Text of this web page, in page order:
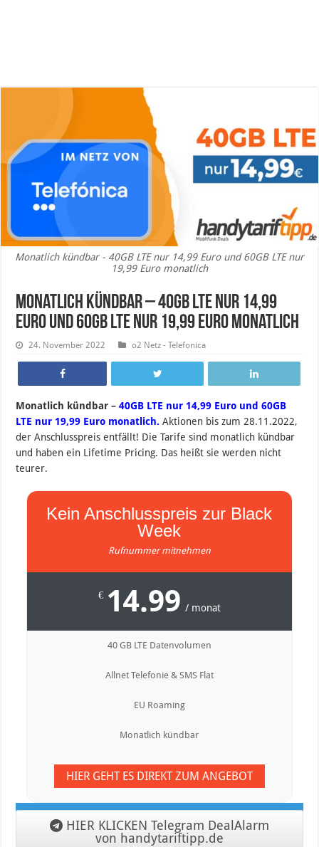
Monatlich kündbar - 40GB LTE nur 14,99 Euro und 60GB LTE nur
19,99 Euro monatlich
Monatlich kündbar – 40GB LTE nur 14,99
Euro und 60GB LTE nur 19,99 Euro monatlich
24. November 2022 o2 Netz - Telefonica
Monatlich kündbar –40GB LTE nur 14,99 Euro und 60GB
LTE nur 19,99 Euro monatlich. Aktionen bis zum 28.11.2022,
der Anschlusspreis entfällt! Die Tarife sind monatlich kündbar
und haben ein Lifetime Pricing. Das heißt sie werden nicht
teurer.
Kein Anschlusspreis zur Black
Week
Rufnummer mitnehmen
€ 14.99 / monat
40 GB LTE Datenvolumen
Allnet Telefonie & SMS Flat
EU Roaming
Monatlich kündbar
HIER GEHT ES DIREKT ZUM ANGEBOT
HIER KLICKEN Telegram DealAlarm
von handytariftipp.de